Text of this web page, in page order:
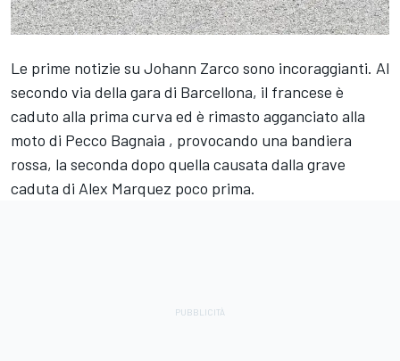
Le prime notizie su Johann Zarco sono incoraggianti. Al
secondo via della gara di Barcellona, il francese è
caduto alla prima curva ed è rimasto agganciato alla
moto di Pecco Bagnaia , provocando una bandiera
rossa, la seconda dopo quella causata dalla grave
caduta di Alex Marquez poco prima.